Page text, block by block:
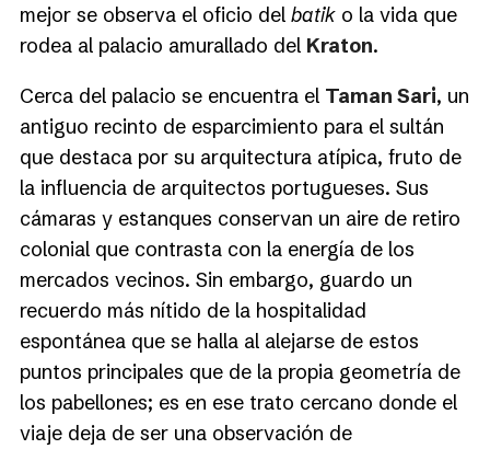
mejor se observa el oficio del batik o la vida que
rodea al palacio amurallado del Kraton.
Cerca del palacio se encuentra el Taman Sari, un
antiguo recinto de esparcimiento para el sultán
que destaca por su arquitectura atípica, fruto de
la influencia de arquitectos portugueses. Sus
cámaras y estanques conservan un aire de retiro
colonial que contrasta con la energía de los
mercados vecinos. Sin embargo, guardo un
recuerdo más nítido de la hospitalidad
espontánea que se halla al alejarse de estos
puntos principales que de la propia geometría de
los pabellones; es en ese trato cercano donde el
viaje deja de ser una observación de